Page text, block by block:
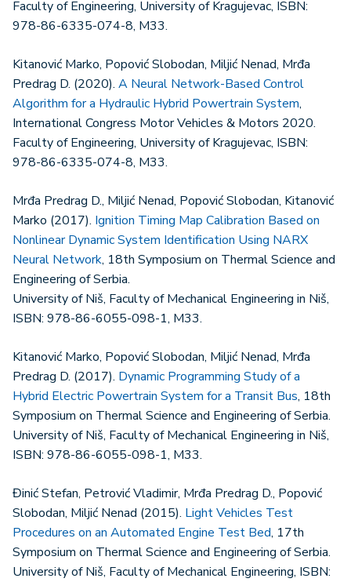
Faculty of Engineering, University of Kragujevac, ISBN:
978-86-6335-074-8, M33.
Kitanović Marko, Popović Slobodan, Miljić Nenad, Mrđa
Predrag D. (2020). A Neural Network-Based Control
Algorithm for a Hydraulic Hybrid Powertrain System,
International Congress Motor Vehicles & Motors 2020.
Faculty of Engineering, University of Kragujevac, ISBN:
978-86-6335-074-8, M33.
Mrđa Predrag D., Miljić Nenad, Popović Slobodan, Kitanović
Marko (2017). Ignition Timing Map Calibration Based on
Nonlinear Dynamic System Identification Using NARX
Neural Network, 18th Symposium on Thermal Science and
Engineering of Serbia.
University of Niš, Faculty of Mechanical Engineering in Niš,
ISBN: 978-86-6055-098-1, M33.
Kitanović Marko, Popović Slobodan, Miljić Nenad, Mrđa
Predrag D. (2017). Dynamic Programming Study of a
Hybrid Electric Powertrain System for a Transit Bus, 18th
Symposium on Thermal Science and Engineering of Serbia.
University of Niš, Faculty of Mechanical Engineering in Niš,
ISBN: 978-86-6055-098-1, M33.
Đinić Stefan, Petrović Vladimir, Mrđa Predrag D., Popović
Slobodan, Miljić Nenad (2015). Light Vehicles Test
Procedures on an Automated Engine Test Bed, 17th
Symposium on Thermal Science and Engineering of Serbia.
University of Niš, Faculty of Mechanical Engineering, ISBN: